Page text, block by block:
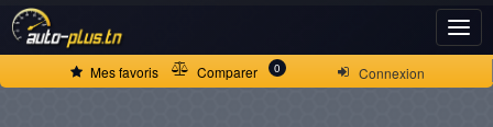
Connexion
Mes favoris Comparer 0
ACCUEIL